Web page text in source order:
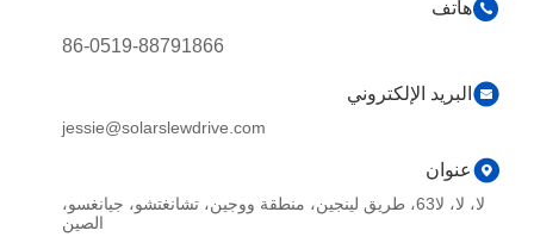
هاتف
86-0519-88791866
البريد الإلكتروني
jessie@solarslewdrive.com
عنوان
لا، لا، لا63، طريق لينجين، منطقة ووجين، تشانغتشو، جيانغسو،
الصين